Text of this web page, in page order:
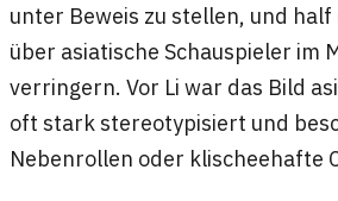
unter Beweis zu stellen, und
über asiatische Schauspieler im
verringern. Vor Li war das Bild
oft stark stereotypisiert und
Nebenrollen oder klischeehafte